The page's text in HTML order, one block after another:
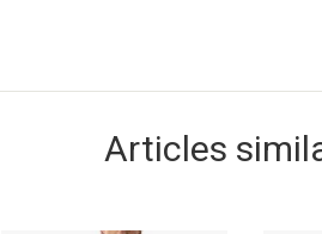
Articles